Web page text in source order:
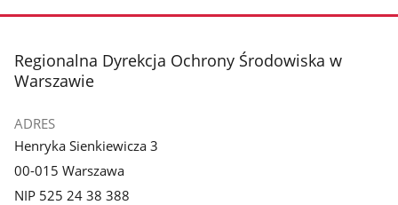
stopka
Regionalna Dyrekcja Ochrony Środowiska w
Warszawie
ADRES
Henryka Sienkiewicza 3
00-015 Warszawa
NIP 525 24 38 388